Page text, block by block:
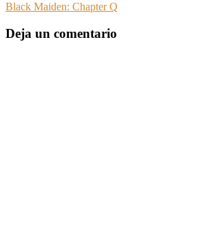
Black Maiden: Chapter Q
Deja un comentario